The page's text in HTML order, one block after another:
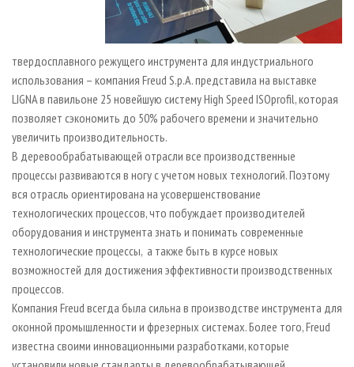
твердосплавного режущего инструмента для индустриального
использования – компания Freud S.p.A. представила на выставке
LIGNA в павильоне 25 новейшую систему High Speed ISOprofil, которая
позволяет сэкономить до 50% рабочего времени и значительно
увеличить производительность.
В деревообрабатывающей отрасли все производственные
процессы развиваются в ногу с учетом новых технологий. Поэтому
вся отрасль ориентирована на усовершенствование
технологических процессов, что побуждает производителей
оборудования и инструмента знать и понимать современные
технологические процессы, а также быть в курсе новых
возможностей для достижения эффективности производственных
процессов.
Компания Freud всегда была сильна в производстве инструмента для
оконной промышленности и фрезерных системах. Более того, Freud
известна своими инновационными разработками, которые